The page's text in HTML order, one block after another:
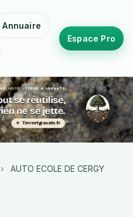
Annuaire
Espace Pro
›
AUTO ECOLE DE CERGY